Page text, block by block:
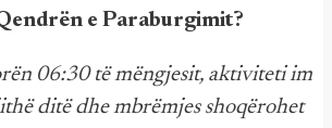
e Paraburgimit?
06:30 të mëngjesit, aktiviteti im
ditë dhe mbrëmjes shoqërohet